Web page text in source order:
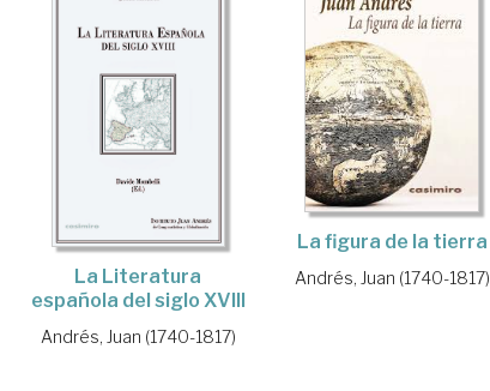
La Literatura
española del siglo XVIII
Andrés, Juan (1740-1817)
La figura de la tierra
Andrés, Juan (1740-1817)